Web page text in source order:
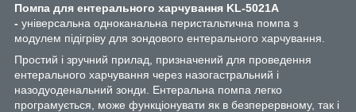
Помпа для ентерального харчування KL-5021A
- універсальна одноканальна перистальтична помпа з
модулем підігріву для зондового ентерального харчування.
Простий і зручний прилад, призначений для проведення
ентерального харчування через назогастральний і
назодуоденальний зонди. Ентеральна помпа легко
програмується, може функціонувати як в безперервному, так і